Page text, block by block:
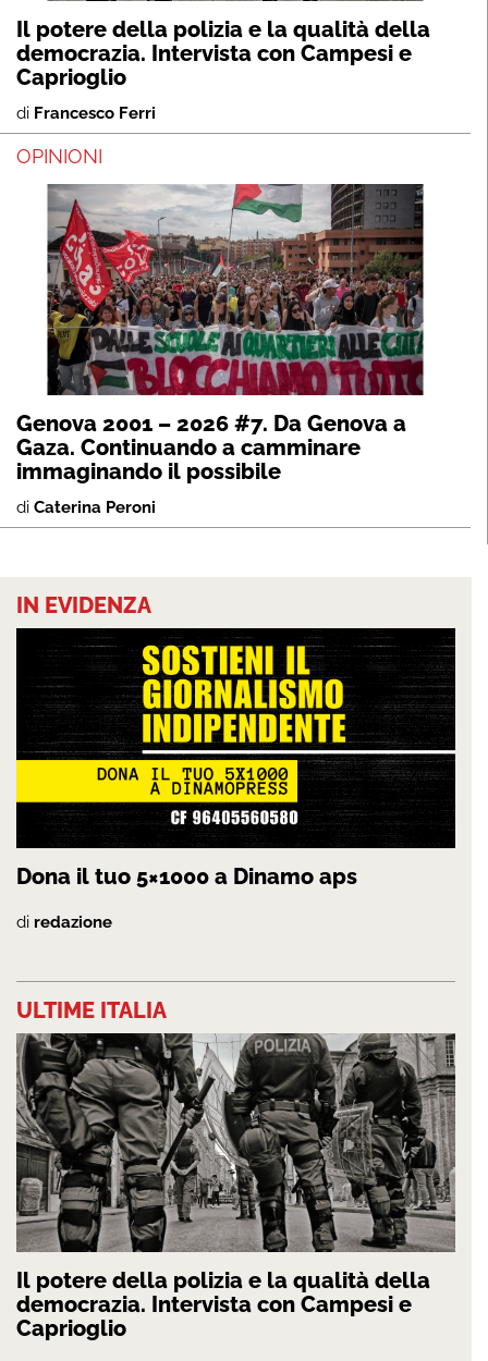
Il potere della polizia e la qualità della
democrazia. Intervista con Campesi e
Caprioglio
di Francesco Ferri
OPINIONI
Genova 2001 – 2026 #7. Da Genova a
Gaza. Continuando a camminare
immaginando il possibile
di Caterina Peroni
IN EVIDENZA
Dona il tuo 5×1000 a Dinamo aps
di redazione
ULTIME ITALIA
Il potere della polizia e la qualità della
democrazia. Intervista con Campesi e
Caprioglio